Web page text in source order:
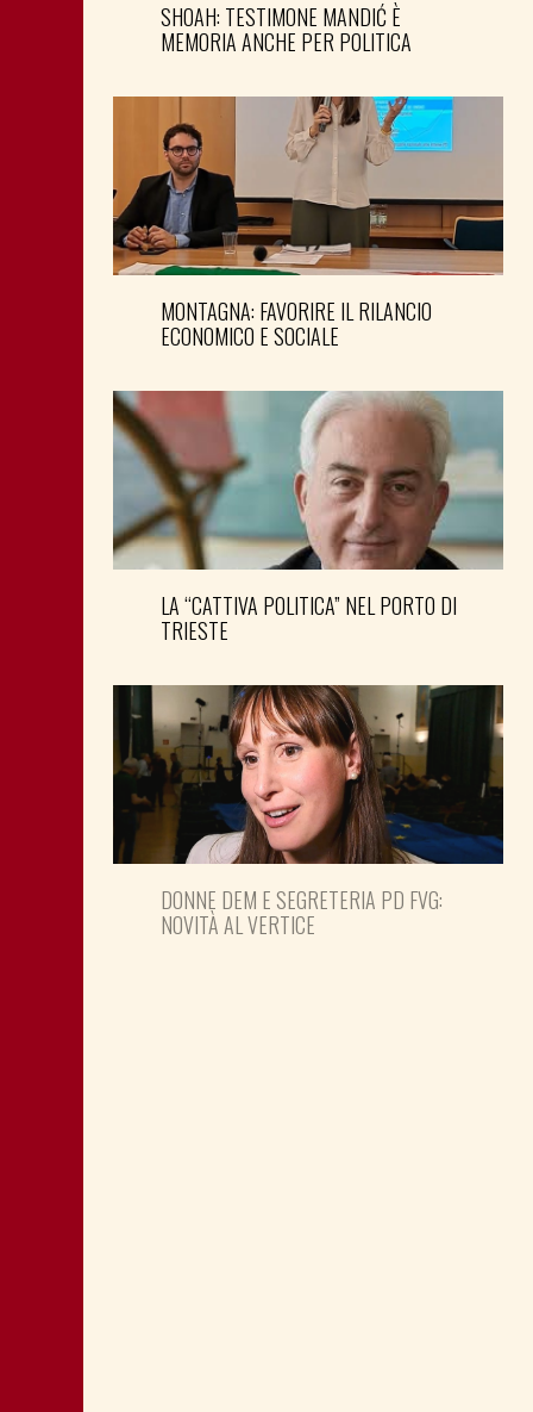
SHOAH: TESTIMONE MANDIĆ È
MEMORIA ANCHE PER POLITICA
MONTAGNA: FAVORIRE IL RILANCIO
ECONOMICO E SOCIALE
LA “CATTIVA POLITICA” NEL PORTO DI
TRIESTE
DONNE DEM E SEGRETERIA PD FVG:
NOVITÀ AL VERTICE